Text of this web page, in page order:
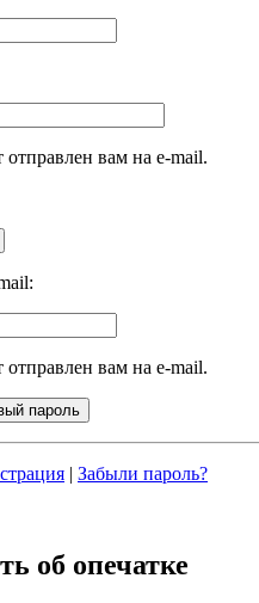
отправлен вам на e-mail.
отправлен вам на e-mail.
| Забыли пароль?
об опечатке